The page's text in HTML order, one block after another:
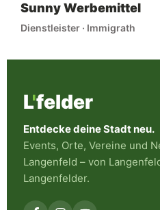
Sunny Werbemittel
Dienstleister · Immigrath
L'felder
Entdecke deine Stadt neu.
Events, Orte, Vereine und
Langenfeld – von
Langenfelder.